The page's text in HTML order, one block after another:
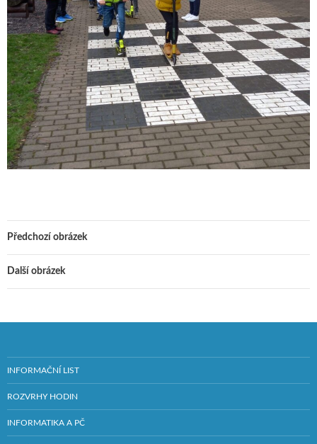
Předchozí obrázek
Další obrázek
INFORMAČNÍ LIST
ROZVRHY HODIN
INFORMATIKA A PČ